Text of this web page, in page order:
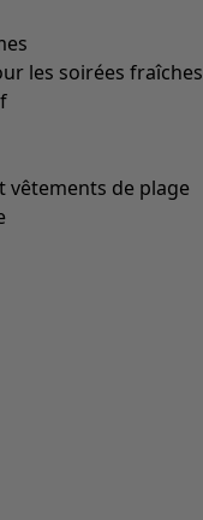
les soirées fraîches
vêtements de plage